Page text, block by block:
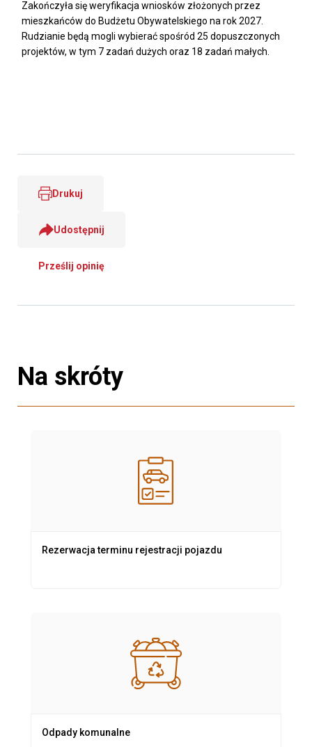
Zakończyła się weryfikacja wniosków złożonych przez
mieszkańców do Budżetu Obywatelskiego na rok 2027.
Rudzianie będą mogli wybierać spośród 25 dopuszczonych
projektów, w tym 7 zadań dużych oraz 18 zadań małych.
Drukuj
Udostępnij
Prześlij opinię
Na skróty
Rezerwacja terminu rejestracji pojazdu
Odpady komunalne